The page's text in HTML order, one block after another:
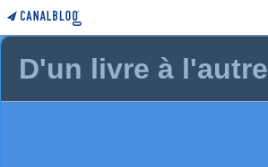
D'un livre à l'autre